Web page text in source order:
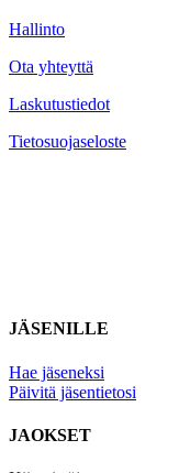
Hallinto
Ota yhteyttä
Laskutustiedot
Tietosuojaseloste
JÄSENILLE
Hae jäseneksi
Päivitä jäsentietosi
JAOKSET